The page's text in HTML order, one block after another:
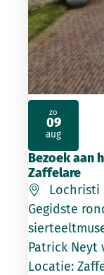
Bezoek aan
Zaffelare
Lochristi
Gegidste
Patrick
Locatie:
zo
09
aug
2026